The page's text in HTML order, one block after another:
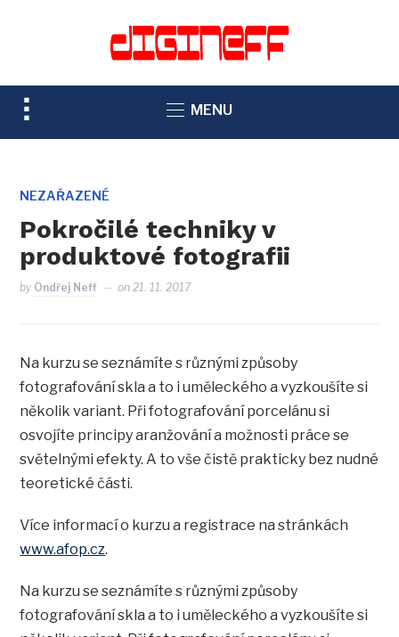
TOGGLE
SIDEBAR
NAVIGATION
MENU
NEZAŘAZENÉ
Pokročilé techniky v
produktové fotografii
by Ondřej Neff on21. 11. 2017
Na kurzu se seznámíte s různými způsoby
fotografování skla a to i uměleckého a vyzkoušíte si
několik variant. Při fotografování porcelánu si
osvojíte principy aranžování a možnosti práce se
světelnými efekty. A to vše čistě prakticky bez nudné
teoretické části.
Více informací o kurzu a registrace na stránkách
www.afop.cz.
Na kurzu se seznámíte s různými způsoby
fotografování skla a to i uměleckého a vyzkoušíte si